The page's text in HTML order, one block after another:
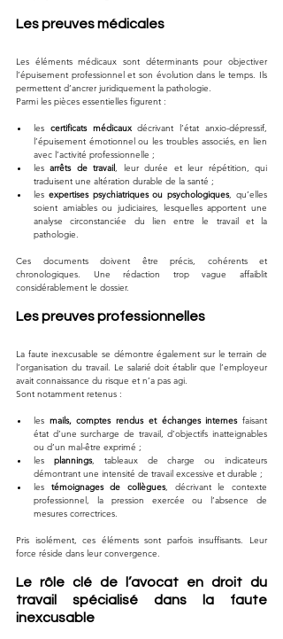
Les preuves médicales
Les éléments médicaux sont déterminants pour objectiver
l’épuisement professionnel et son évolution dans le temps. Ils
permettent d’ancrer juridiquement la pathologie.
Parmi les pièces essentielles figurent :
les certificats médicaux décrivant l’état anxio-dépressif,
l’épuisement émotionnel ou les troubles associés, en lien
avec l’activité professionnelle ;
les arrêts de travail, leur durée et leur répétition, qui
traduisent une altération durable de la santé ;
les expertises psychiatriques ou psychologiques, qu’elles
soient amiables ou judiciaires, lesquelles apportent une
analyse circonstanciée du lien entre le travail et la
pathologie.
Ces documents doivent être précis, cohérents et
chronologiques. Une rédaction trop vague affaiblit
considérablement le dossier.
Les preuves professionnelles
La faute inexcusable se démontre également sur le terrain de
l’organisation du travail. Le salarié doit établir que l’employeur
avait connaissance du risque et n’a pas agi.
Sont notamment retenus :
les mails, comptes rendus et échanges internes faisant
état d’une surcharge de travail, d’objectifs inatteignables
ou d’un mal-être exprimé ;
les plannings, tableaux de charge ou indicateurs
démontrant une intensité de travail excessive et durable ;
les témoignages de collègues, décrivant le contexte
professionnel, la pression exercée ou l’absence de
mesures correctrices.
Pris isolément, ces éléments sont parfois insuffisants. Leur
force réside dans leur convergence.
Le rôle clé de l’avocat en droit du
travail spécialisé dans la faute
inexcusable